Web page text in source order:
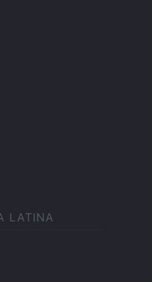
LATINA